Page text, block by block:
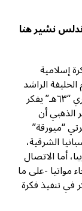
نشير هنا
إسلامية
الراشد
عثمان بن عفان. وكان القائد عقبة بن نافع الفهري “٦٣هـ” يفكر
الذهبي أن
“ميورقة”
الشرقية،
أما الاتصال
مواتيا -على ما
تنفيذ فكرة